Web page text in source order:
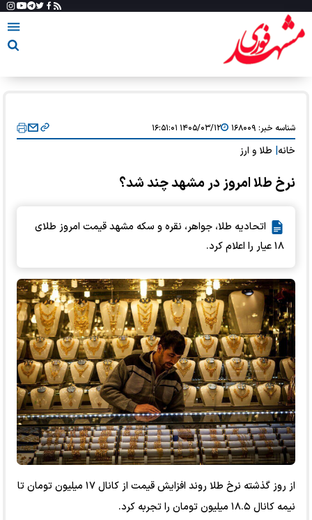
شناسه خبر: ۱۶۸۰۰۹ ۱۴۰۵/۰۳/۱۲ ۱۶:۵۱:۰۱
خانه طلا و ارز
نرخ طلا امروز در مشهد چند شد؟
اتحادیه طلا، جواهر، نقره و سکه مشهد قیمت امروز طلای
۱۸ عیار را اعلام کرد.
از روز گذشته نرخ طلا روند افزایش قیمت از کانال ۱۷ میلیون تومان تا
نیمه کانال ۱۸.۵ میلیون تومان را تجربه کرد.